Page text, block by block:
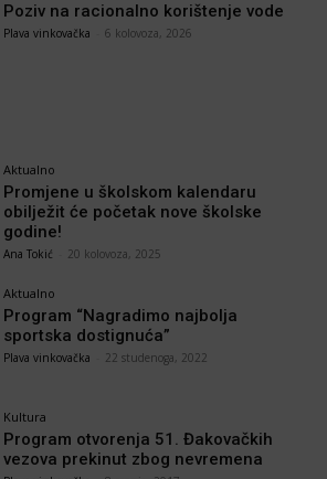
Poziv na racionalno korištenje vode
Plava vinkovačka 6 kolovoza, 2026
Aktualno
Promjene u školskom kalendaru
obilježit će početak nove školske
godine!
Ana Tokić 20 kolovoza, 2025
Aktualno
Program “Nagradimo najbolja
sportska dostignuća”
Plava vinkovačka 22 studenoga, 2022
Kultura
Program otvorenja 51. Đakovačkih
vezova prekinut zbog nevremena